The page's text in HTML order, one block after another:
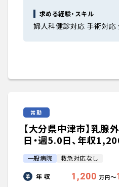
求める経験・スキル
婦人科健診対応 手術対応
常勤
【大分県中津市】乳腺
日・週5.0日、年収
一般病院 救急対応なし
年 収 1,200 万円〜